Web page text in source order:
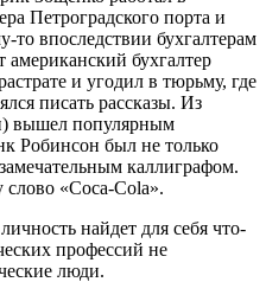
Петроградского порта и
то впоследствии бухгалтерам
американский бухгалтер
и угодил в тюрьму, где
писать рассказы. Из
вышел популярным
Робинсон был не только
каллиграфом.
«Coca-Cola».
найдет для себя что-
профессий не
люди.